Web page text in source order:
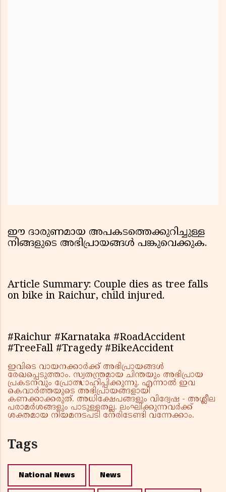
ഈ ദാരുണമായ അപകടത്തെക്കുറിച്ചുള്ള
നിങ്ങളുടെ അഭിപ്രായങ്ങൾ പങ്കുവെക്കുക.
Article Summary: Couple dies as tree falls
on bike in Raichur, child injured.
#Raichur #Karnataka #RoadAccident
#TreeFall #Tragedy #BikeAccident
ഇവിടെ വായനക്കാർക്ക് അഭിപ്രായങ്ങൾ
രേഖപ്പെടുത്താം. സ്വതന്ത്രമായ ചിന്തയും അഭിപ്രായ
പ്രകടനവും പ്രോത്സാഹിപ്പിക്കുന്നു. എന്നാൽ ഇവ
കെവാർത്തയുടെ അഭിപ്രായങ്ങളായി
കണക്കാക്കരുത്. അധിക്ഷേപങ്ങളും വിദ്വേഷ - അശ്ലീല
പരാമർശങ്ങളും പാടുള്ളതല്ല. ലംഘിക്കുന്നവർക്ക്
ശക്തമായ നിയമനടപടി നേരിടേണ്ടി വന്നേക്കാം.
Tags
National News News